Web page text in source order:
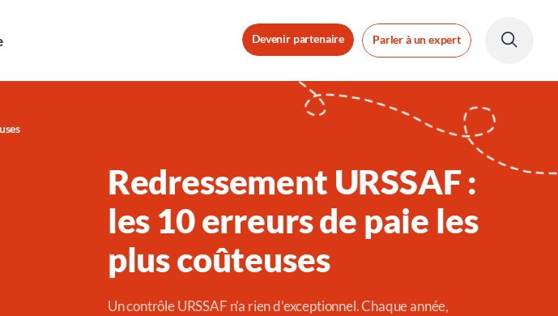
Devenir partenaire Parler à un expert
Redressement URSSAF :
les 10 erreurs de paie les
plus coûteuses
Un contrôle URSSAF n’a rien d’exceptionnel. Chaque année,